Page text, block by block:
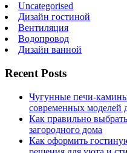
Uncategorised
Дизайн гостиной
Вентиляция
Водопровод
Дизайн ванной
Recent Posts
Чугунные печи-
современных моделей
Как правильно
загородного дома
Как оформить